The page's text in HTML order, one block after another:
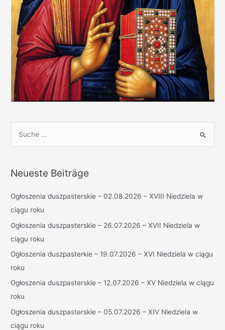
h
n
n
a
c
h
Neueste Beiträge
Ogłoszenia duszpasterskie – 02.08.2026 – XVIII Niedziela w
ciągu roku
Ogłoszenia duszpasterskie – 26.07.2026 – XVII Niedziela w
ciągu roku
Ogłoszenia duszpasterkie – 19.07.2026 – XVI Niedziela w ciągu
roku
Ogłoszenia duszpasterskie – 12.07.2026 – XV Niedziela w ciągu
roku
Ogłoszenia duszpasterskie – 05.07.2026 – XIV Niedziela w
ciągu roku